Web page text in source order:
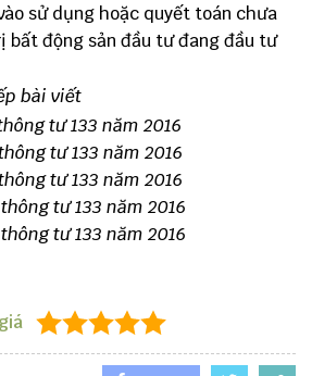
sử dụng hoặc quyết toán chưa
bất động sản đầu tư đang đầu tư
bài viết
tư 133 năm 2016
tư 133 năm 2016
tư 133 năm 2016
tư 133 năm 2016
tư 133 năm 2016